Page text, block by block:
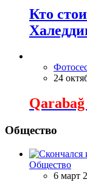
Кто
24
Общество
Общество
6 март